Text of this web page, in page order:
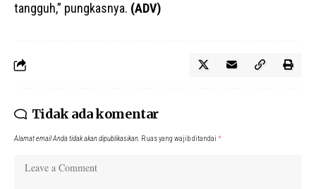
tangguh,” pungkasnya. (ADV)
Tidak ada komentar
Alamat email Anda tidak akan dipublikasikan. Ruas yang wajib ditandai *